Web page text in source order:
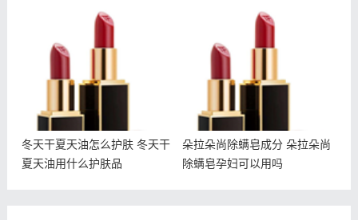
冬天干夏天油怎么护肤 冬
冬天干夏天油怎么护肤 冬天干
夏天油用什么护肤品
朵拉朵尚除螨皂成分 朵拉
朵拉朵尚除螨皂成分 朵拉朵尚
除螨皂孕妇可以用吗